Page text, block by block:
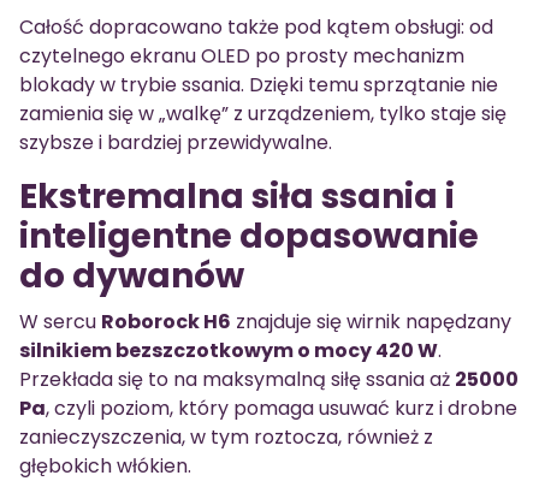
Całość dopracowano także pod kątem obsługi: od
czytelnego ekranu OLED po prosty mechanizm
blokady w trybie ssania. Dzięki temu sprzątanie nie
zamienia się w „walkę” z urządzeniem, tylko staje się
szybsze i bardziej przewidywalne.
Ekstremalna siła ssania i
inteligentne dopasowanie
do dywanów
W sercu Roborock H6 znajduje się wirnik napędzany
silnikiem bezszczotkowym o mocy 420 W.
Przekłada się to na maksymalną siłę ssania aż 25000
Pa, czyli poziom, który pomaga usuwać kurz i drobne
zanieczyszczenia, w tym roztocza, również z
głębokich włókien.